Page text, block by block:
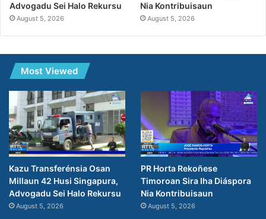
Advogadu Sei Halo Rekursu
August 5, 2026
Nia Kontribuisaun
August 5, 2026
Most Viewed
Kazu Transferénsia Osan
Millaun 42 Husi Singapura,
Advogadu Sei Halo Rekursu
August 5, 2026
PR Horta Rekoñese
Timoroan Sira Iha Diáspora
Nia Kontribuisaun
August 5, 2026